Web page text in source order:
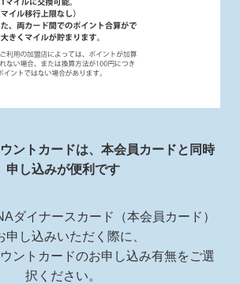
ントカードは、本会員カードと同時
申し込みが便利です
ダイナースカード（本会員カード）
申し込みいただく際に、
ントカードのお申し込み有無をご選
択ください。